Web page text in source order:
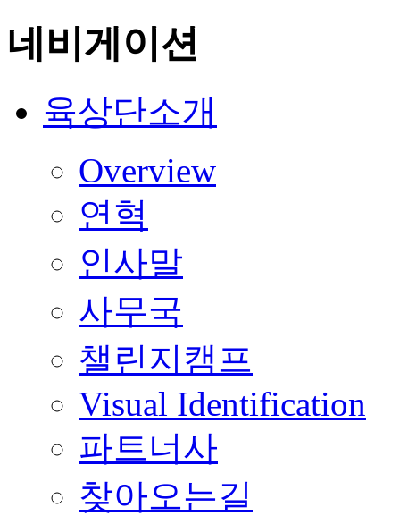
네비게이션
육상단소개
Overview
연혁
인사말
사무국
챌린지캠프
Visual Identification
파트너사
찾아오는길